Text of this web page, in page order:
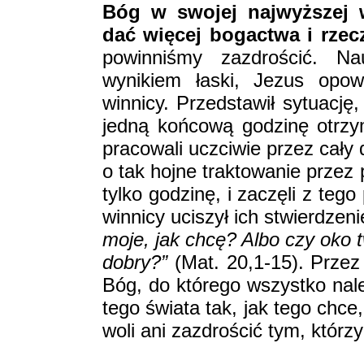
Bóg w swojej najwyższej
dać więcej bogactwa i
powinniśmy zazdrościć.
wynikiem łaski, Jezus
winnicy. Przedstawił
jedną końcową godzinę
pracowali uczciwie przez
o tak hojne traktowanie
tylko godzinę, i zaczęli z tego
winnicy uciszył ich
moje, jak chcę? Albo czy oko
dobry?”(Mat. 20,1-15).
Bóg, do którego wszystko
tego świata tak, jak tego
woli ani zazdrościć tym,